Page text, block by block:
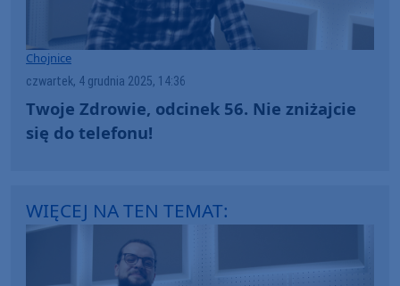
Chojnice
czwartek, 4 grudnia 2025, 14:36
Twoje Zdrowie, odcinek 56. Nie zniżajcie
się do telefonu!
WIĘCEJ NA TEN TEMAT: